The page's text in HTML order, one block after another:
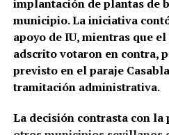
implantación de plantas de
municipio. La iniciativa
apoyo de IU, mientras que
adscrito votaron en contra,
previsto en el paraje
tramitación administrativa.
La decisión contrasta con la